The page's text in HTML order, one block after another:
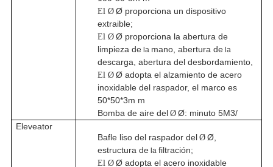
El Ø Ø proporciona un dispositivo
extraible;
El Ø Ø proporciona la abertura de
limpieza de la mano, abertura de la
descarga, abertura del desbordamiento,
El Ø Ø adopta el alzamiento de acero
inoxidable del raspador, el marco es
50*50*3m m
Bomba de aire del Ø Ø: minuto 5M3/
Eleveator
Bafle liso del raspador del Ø Ø,
estructura de lafiltración;
El Ø Ø adopta el acero inoxidable